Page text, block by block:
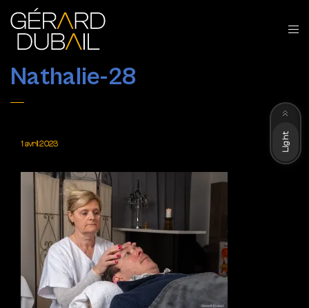
Nathalie-28
1 avril 2023 Light
Dark